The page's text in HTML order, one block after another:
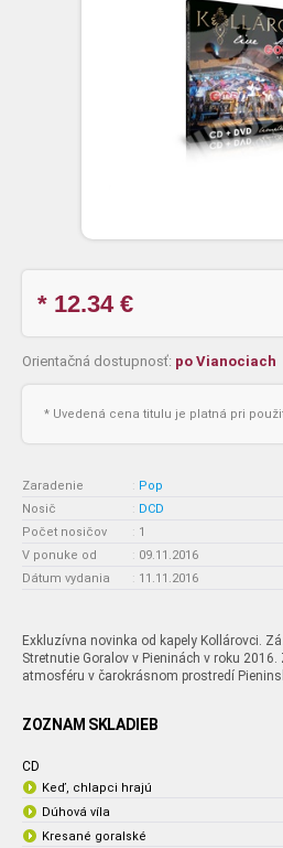
* 12.34€
Orientačná dostupnosť: po Vianociach
* Uvedená cena titulu je platná pri
Zaradenie : Pop
Nosič
: DCD
Počet nosičov
: 1
V ponuke od
: 09.11.2016
Dátum vydania
: 11.11.2016
Exkluzívna novinka od kapely Kollárovci.
Stretnutie Goralov v Pieninách v roku
atmosféru v čarokrásnom prostredí
ZOZNAM SKLADIEB
CD
Keď, chlapci hrajú
Dúhová víla
Kresané goralské